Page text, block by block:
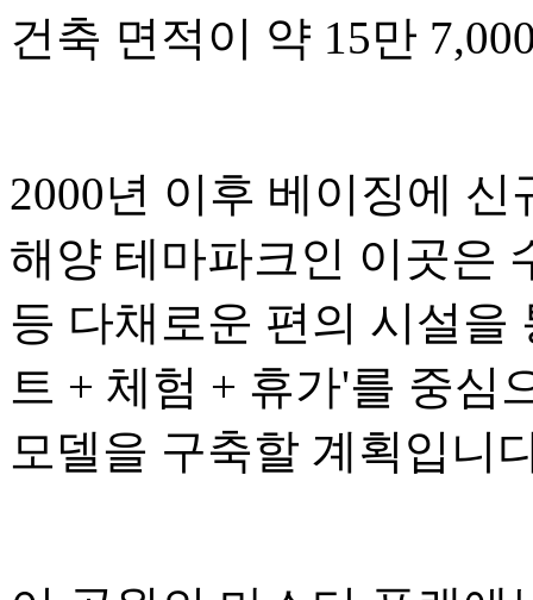
건축 면적이 약 15만
2000년 이후 베이징에
해양 테마파크인 이곳은
등 다채로운 편의 시설을
트 + 체험 + 휴가'를 중심
모델을 구축할 계획입니